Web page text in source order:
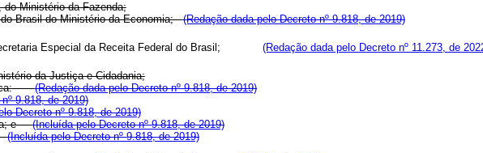
Ministério da Fazenda;
do Brasil do Ministério da Economia;(Redação dada pelo Decreto nº 9.818, de 2019)
Especial da Receita Federal do Brasil; (Redação dada pelo Decreto nº 11.273, de
da Justiça e Cidadania;
(Redação dada pelo Decreto nº 9.818, de 2019)
9.818, de 2019)
Decreto nº 9.818, de 2019)
e
(Incluída pelo Decreto nº 9.818, de 2019)
(Incluída pelo Decreto nº 9.818, de 2019)